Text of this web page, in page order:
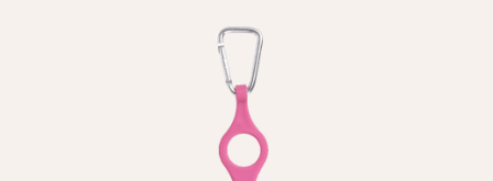
АКЦИИ
О КОМПАНИИ
БЛОГ
Оплата и доставка